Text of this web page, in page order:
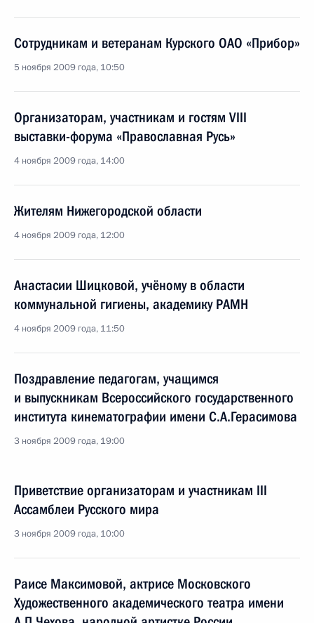
Сотрудникам и ветеранам Курского ОАО «Прибор»
5 ноября 2009 года, 10:50
Организаторам, участникам и гостям VIII
выставки-форума «Православная Русь»
4 ноября 2009 года, 14:00
Жителям Нижегородской области
4 ноября 2009 года, 12:00
Анастасии Шицковой, учёному в области
коммунальной гигиены, академику РАМН
4 ноября 2009 года, 11:50
Поздравление педагогам, учащимся
и выпускникам Всероссийского государственного
института кинематографии имени С.А.Герасимова
3 ноября 2009 года, 19:00
Приветствие организаторам и участникам III
Ассамблеи Русского мира
3 ноября 2009 года, 10:00
Раисе Максимовой, актрисе Московского
Художественного академического театра имени